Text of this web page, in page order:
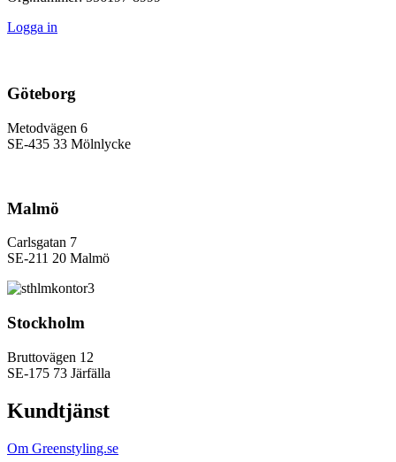
Logga in
Göteborg
Metodvägen 6
SE-435 33 Mölnlycke
Malmö
Carlsgatan 7
SE-211 20 Malmö
Stockholm
Bruttovägen 12
SE-175 73 Järfälla
Kundtjänst
Om Greenstyling.se